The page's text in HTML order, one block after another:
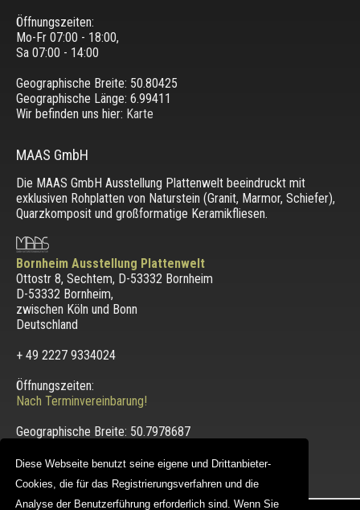
Diese Webseite benutzt seine eigene und Drittanbieter-
Cookies, die für das Registrierungsverfahren und die
Analyse der Benutzerführung erforderlich sind. Wenn Sie
Öffnungszeiten:
Mo-Fr 07:00 - 18:00,
Sa 07:00 - 14:00
Geographische Breite: 50.80425
Geographische Länge: 6.99411
Wir befinden uns hier: Karte
MAAS GmbH
Die MAAS GmbH Ausstellung Plattenwelt beeindruckt mit
exklusiven Rohplatten von Naturstein (Granit, Marmor, Schiefer),
Quarzkomposit und großformatige Keramikfliesen.
Bornheim Ausstellung Plattenwelt
Ottostr 8, Sechtem, D-53332 Bornheim
D-53332 Bornheim,
zwischen Köln und Bonn
Deutschland
+ 49 2227 9334024
Öffnungszeiten:
Nach Terminvereinbarung!
Geographische Breite: 50.7978687
Wir befinden uns hier:Karte